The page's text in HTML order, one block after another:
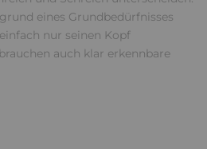
eines Grundbedürfnisses
nur seinen Kopf
auch klar erkennbare